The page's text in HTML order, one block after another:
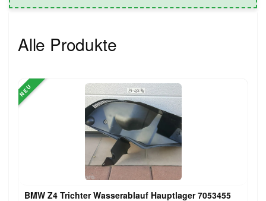
Alle Produkte
NEU
BMW Z4 Trichter Wasserablauf Hauptlager 7053455